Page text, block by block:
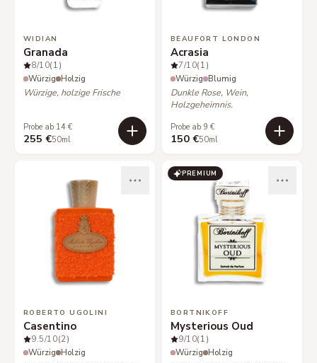
WIDIAN
Granada
8/10(1)
Würzig Holzig
Würzige, holzige Frische
Probe ab 14 €
255 €50ml
BEAUFORT LONDON
Acrasia
7/10(1)
Würzig Blumig
Dunkle Rose, Wein,
Holzgeheimnis.
Probe ab 9 €
150 €50ml
ROBERTO UGOLINI
Casentino
9.5/10(2)
Würzig Holzig
PREMIUM
BORTNIKOFF
Mysterious Oud
9/10(1)
Würzig Holzig